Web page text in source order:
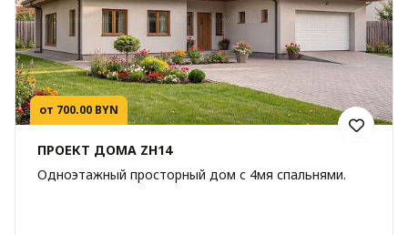
от 700.00 BYN
ПРОЕКТ ДОМА ZH14
Одноэтажный просторный дом с 4мя спальнями.